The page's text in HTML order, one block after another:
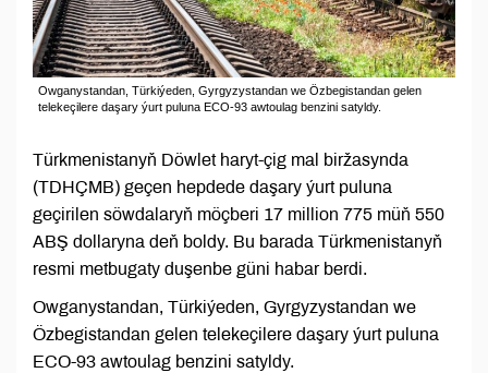
Owganystandan, Türkiýeden, Gyrgyzystandan we Özbegistandan gelen
telekeçilere daşary ýurt puluna ECO-93 awtoulag benzini satyldy.
Türkmenistanyň Döwlet haryt-çig mal biržasynda
(TDHÇMB) geçen hepdede daşary ýurt puluna
geçirilen söwdalaryň möçberi 17 million 775 müň 550
ABŞ dollaryna deň boldy. Bu barada Türkmenistanyň
resmi metbugaty duşenbe güni habar berdi.
Owganystandan, Türkiýeden, Gyrgyzystandan we
Özbegistandan gelen telekeçilere daşary ýurt puluna
ECO-93 awtoulag benzini satyldy.